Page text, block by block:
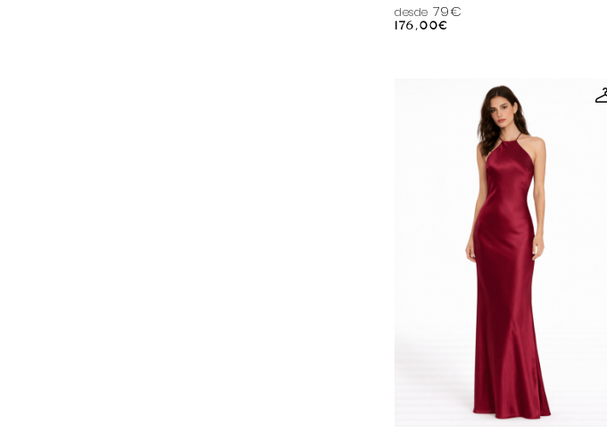
desde 79€
176,00€